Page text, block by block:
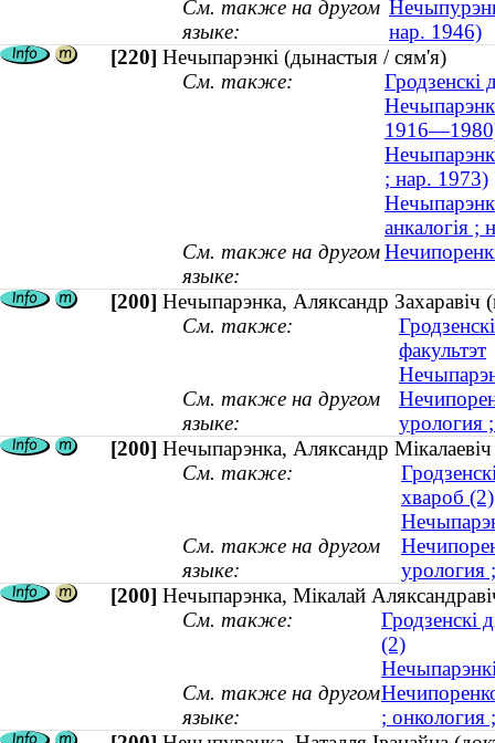
См. также на другом
языке:
нар. 1946)
[220] Нечыпарэнкі (дынастыя / сям'я)
См. также:
Гродзенскі
; нар. 1973)
анкалогія ;
См. также на другом
языке:
[200] Нечыпарэнка, Аляксандр
См. также:
факультэт
См. также на другом
языке:
[200] Нечыпарэнка, Аляксандр
См. также:
хвароб (2)
См. также на другом
языке:
урология
[200] Нечыпарэнка, Мікалай
См. также:
Гродзенскі
(2)
См. также на другом
языке:
; онкология